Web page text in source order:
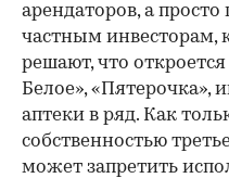
арендаторов, а
частным инвесторам,
решают, что
Белое», «Пятерочка»,
аптеки в ряд. Как
собственностью
может запретить